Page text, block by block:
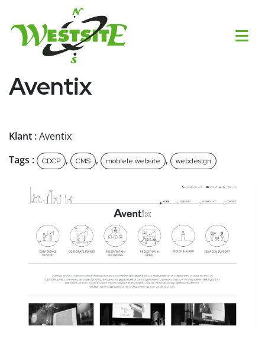
Aventix
Klant :Aventix
Tags :
CDCP , CMS , mobiele website , webdesign